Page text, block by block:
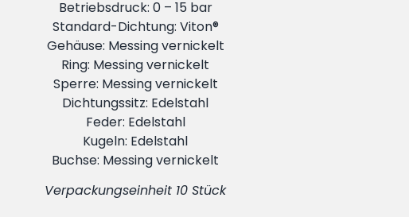
Betriebsdruck: 0 – 15 bar
Standard-Dichtung: Viton®
Gehäuse: Messing vernickelt
Ring: Messing vernickelt
Sperre: Messing vernickelt
Dichtungssitz: Edelstahl
Feder: Edelstahl
Kugeln: Edelstahl
Buchse: Messing vernickelt
Verpackungseinheit 10 Stück